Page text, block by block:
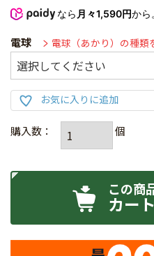
なら 月々1,590円から
電球 電球（あかり）の種類
カー